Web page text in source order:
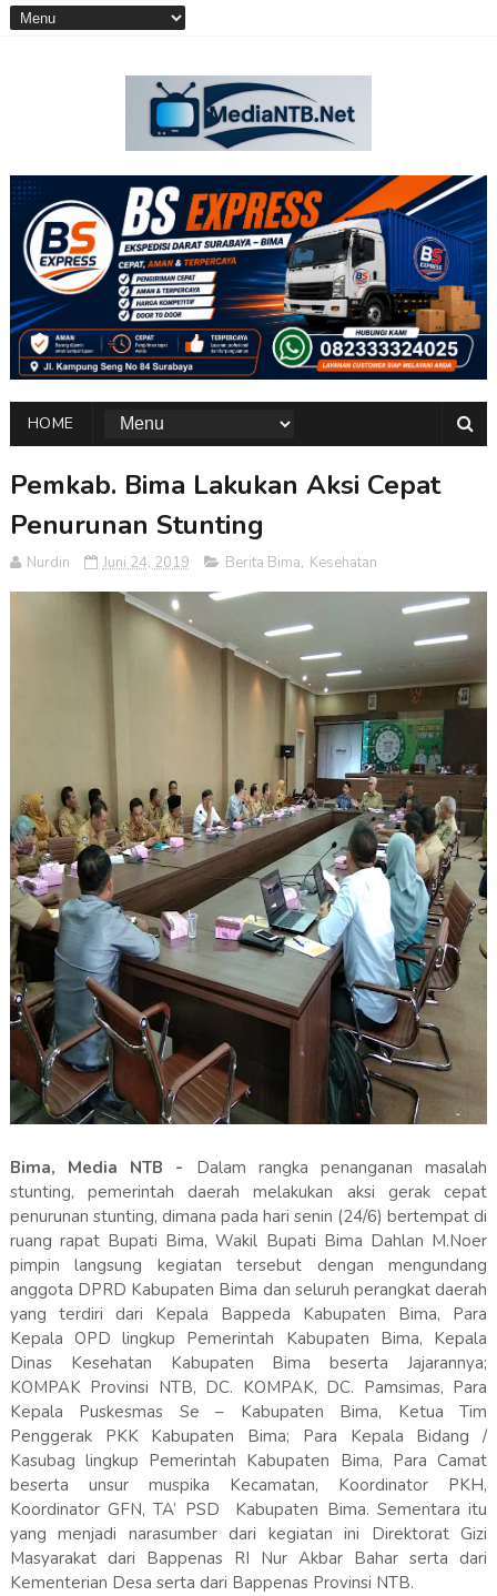
HOME
Pemkab. Bima Lakukan Aksi Cepat
Penurunan Stunting
Nurdin Juni 24, 2019 Berita Bima, Kesehatan
Bima, Media NTB - Dalam rangka penanganan masalah
stunting, pemerintah daerah melakukan aksi gerak cepat
penurunan stunting, dimana pada hari senin (24/6) bertempat di
ruang rapat Bupati Bima, Wakil Bupati Bima Dahlan M.Noer
pimpin langsung kegiatan tersebut dengan mengundang
anggota DPRD Kabupaten Bima dan seluruh perangkat daerah
yang terdiri dari Kepala Bappeda Kabupaten Bima, Para
Kepala OPD lingkup Pemerintah Kabupaten Bima, Kepala
Dinas Kesehatan Kabupaten Bima beserta Jajarannya;
KOMPAK Provinsi NTB, DC. KOMPAK, DC. Pamsimas, Para
Kepala Puskesmas Se – Kabupaten Bima, Ketua Tim
Penggerak PKK Kabupaten Bima; Para Kepala Bidang /
Kasubag lingkup Pemerintah Kabupaten Bima, Para Camat
beserta unsur muspika Kecamatan, Koordinator PKH,
Koordinator GFN, TA’ PSD Kabupaten Bima. Sementara itu
yang menjadi narasumber dari kegiatan ini Direktorat Gizi
Masyarakat dari Bappenas RI Nur Akbar Bahar serta dari
Kementerian Desa serta dari Bappenas Provinsi NTB.